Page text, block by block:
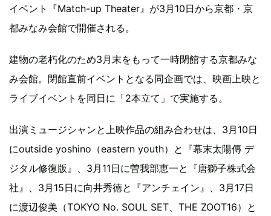
イベント『Match-up Theater』が3月10日から京都・京
都みなみ会館で開催される。
建物の老朽化のため3月末をもって一時閉館する京都みな
み会館。閉館直前イベントとなる同企画では、映画上映と
ライブイベントを同日に「2本立て」で実施する。
出演ミュージシャンと上映作品の組み合わせは、3月10日
にoutside yoshino（eastern youth）と『幕末太陽傳 デ
ジタル修復版』、3月11日に曽我部恵一と『唐獅子株式会
社』、3月15日に向井秀徳と『アンチェイン』、3月17日
に渡辺俊美（TOKYO No. SOUL SET、THE ZOOT16）と